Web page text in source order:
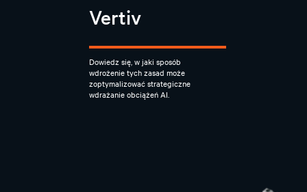
Vertiv
Dowiedz się, w jaki sposób
wdrożenie tych zasad może
zoptymalizować strategiczne
wdrażanie obciążeń AI.